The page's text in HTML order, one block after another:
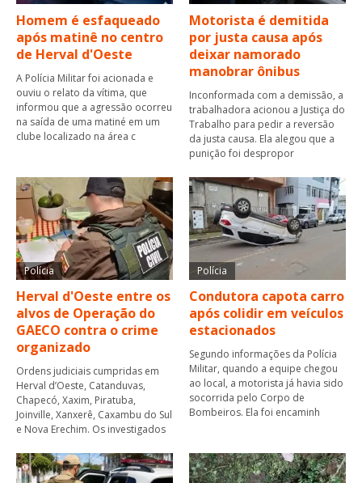
Homem é esfaqueado
após matinê no centro
de Herval d'Oeste
A Polícia Militar foi acionada e
ouviu o relato da vítima, que
informou que a agressão ocorreu
na saída de uma matiné em um
clube localizado na área c
Motorista é demitida
por justa causa após
deixar namorado
manobrar ônibus
Inconformada com a demissão, a
trabalhadora acionou a Justiça do
Trabalho para pedir a reversão
da justa causa. Ela alegou que a
punição foi despropor
Polícia
Herval d'Oeste entre os
alvos de Operação do
GAECO contra o crime
organizado
Ordens judiciais cumpridas em
Herval d’Oeste, Catanduvas,
Chapecó, Xaxim, Piratuba,
Joinville, Xanxerê, Caxambu do Sul
e Nova Erechim. Os investigados
Polícia
Condutora capota carro
após colidir em veículos
estacionados
Segundo informações da Polícia
Militar, quando a equipe chegou
ao local, a motorista já havia sido
socorrida pelo Corpo de
Bombeiros. Ela foi encaminh